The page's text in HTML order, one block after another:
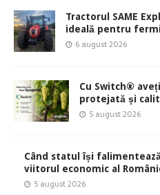
Tractorul SAME
ideală pentru
6 august 2026
Cu Switch®
protejată și
5 august 2026
Când statul își
viitorul economic al
5 august 2026